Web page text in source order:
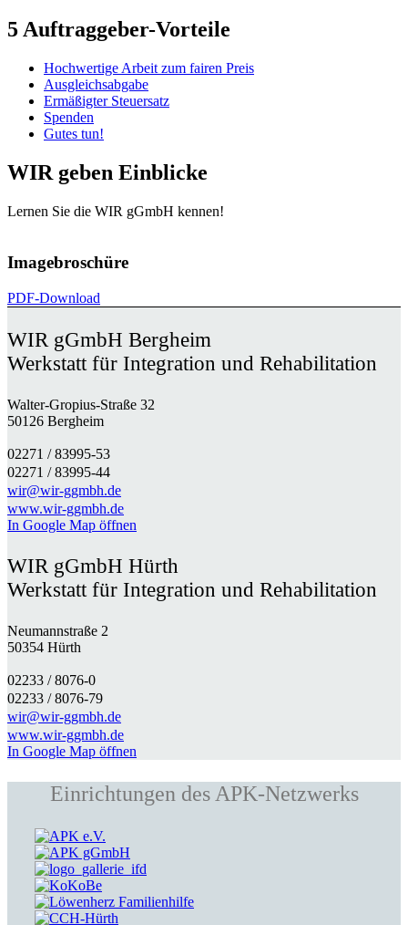
5 Auftraggeber-Vorteile
Hochwertige Arbeit zum fairen Preis
Ausgleichsabgabe
Ermäßigter Steuersatz
Spenden
Gutes tun!
WIR geben Einblicke
Lernen Sie die WIR gGmbH kennen!
Imagebroschüre
PDF-Download
WIR gGmbH Bergheim
Werkstatt für Integration und Rehabilitation
Walter-Gropius-Straße 32
50126 Bergheim
02271 / 83995-53
02271 / 83995-44
wir@wir-ggmbh.de
www.wir-ggmbh.de
In Google Map öffnen
WIR gGmbH Hürth
Werkstatt für Integration und Rehabilitation
Neumannstraße 2
50354 Hürth
02233 / 8076-0​
02233 / 8076-79
wir@wir-ggmbh.de
www.wir-ggmbh.de
In Google Map öffnen
Einrichtungen des APK-Netzwerks